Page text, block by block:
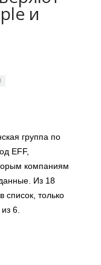
и
группа по
EFF,
компаниям
Из 18
список, только
6.